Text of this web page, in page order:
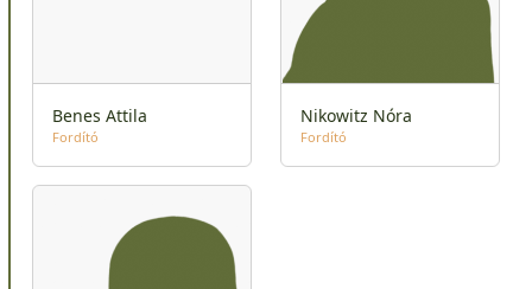
Benes Attila
Fordító
Nikowitz Nóra
Fordító